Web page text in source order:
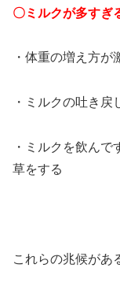
〇ミルクが多すぎ
・体重の増え方が
・ミルクの吐き戻
・ミルクを飲ん
草をする
これらの兆候があ